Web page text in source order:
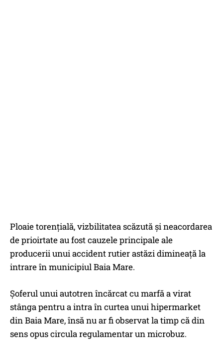
Ploaie torențială, vizbilitatea scăzută și neacordarea
de prioirtate au fost cauzele principale ale
producerii unui accident rutier astăzi dimineață la
intrare în municipiul Baia Mare.
Șoferul unui autotren încărcat cu marfă a virat
stânga pentru a intra în curtea unui hipermarket
din Baia Mare, însă nu ar fi observat la timp că din
sens opus circula regulamentar un microbuz.